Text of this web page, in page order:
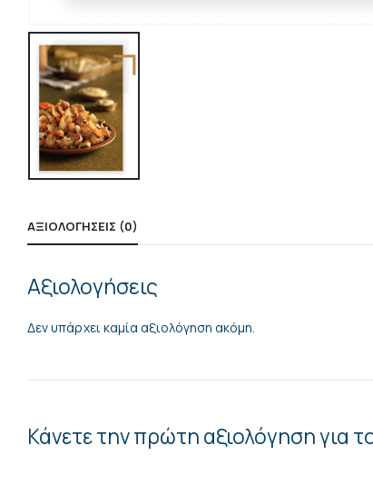
ΑΞΙΟΛΟΓΉΣΕΙΣ (0)
Αξιολογήσεις
Δεν υπάρχει καμία αξιολόγηση ακόμη.
Κάνετε την πρώτη αξιολόγηση